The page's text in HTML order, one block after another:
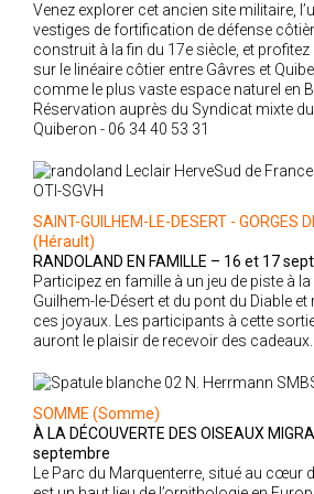
Venez explorer cet ancien site militaire,
vestiges de fortification de défense
construit à la fin du 17e siècle, et
sur le linéaire côtier entre Gâvres et
comme le plus vaste espace naturel en
Réservation auprès du Syndicat mixte
Quiberon - 06 34 40 53 31
SAINT-GUILHEM-LE-DESERT - GORGES
(Hérault)
RANDOLAND EN FAMILLE – 16 et 17
Participez en famille à un jeu de piste à
Guilhem-le-Désert et du pont du Diable
ces joyaux. Les participants à cette
auront le plaisir de recevoir des cadeaux...
SOMME (Somme)
À LA DÉCOUVERTE DES OISEAUX
septembre
Le Parc du Marquenterre, situé au cœur